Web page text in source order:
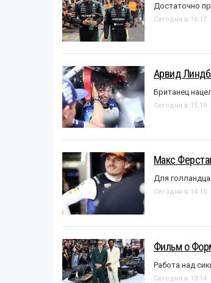
Достаточно
Сегодня в 16:17
Арвид
Британец
Сегодня в 15:16
Макс
Для
Сегодня в 14:15
Фильм о
Работа над
Сегодня в 13:14